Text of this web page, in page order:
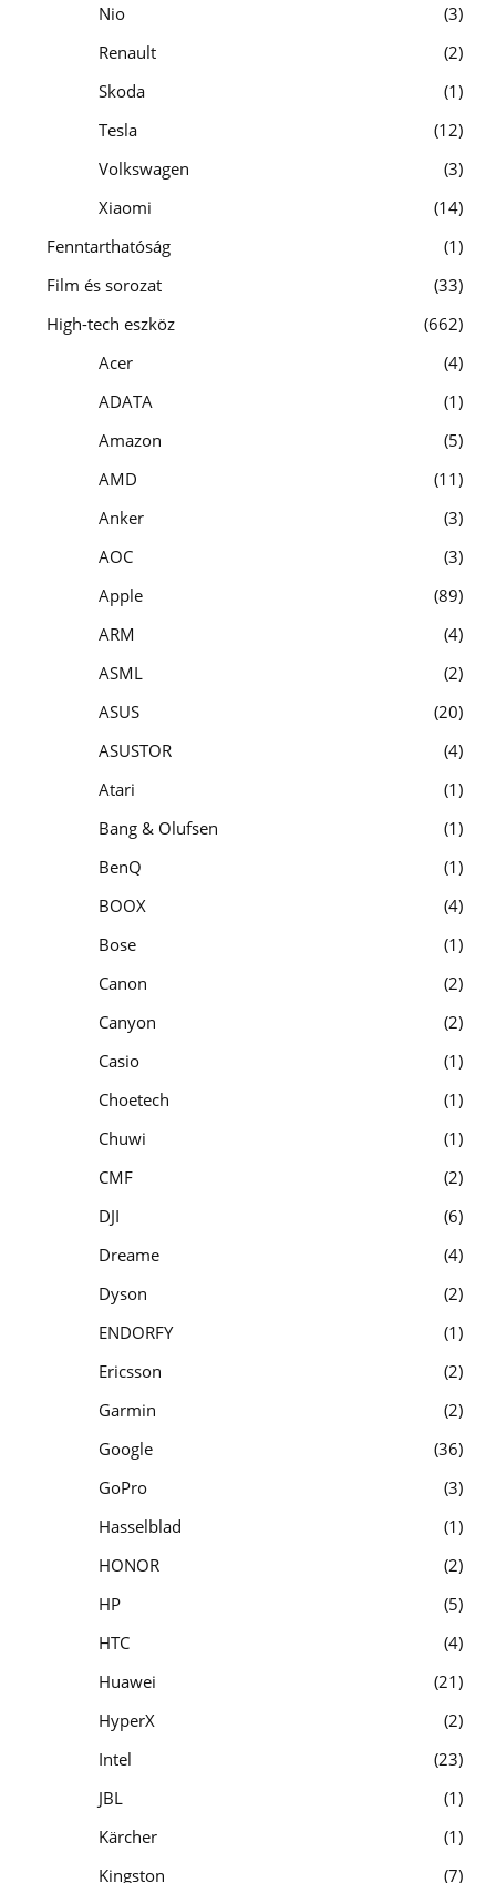
Nio
3
Renault
2
Skoda
1
Tesla
12
Volkswagen
3
Xiaomi
14
Fenntarthatóság
1
Film és sorozat
33
High-tech eszköz
662
Acer
4
ADATA
1
Amazon
5
AMD
11
Anker
3
AOC
3
Apple
89
ARM
4
ASML
2
ASUS
20
ASUSTOR
4
Atari
1
Bang & Olufsen
1
BenQ
1
BOOX
4
Bose
1
Canon
2
Canyon
2
Casio
1
Choetech
1
Chuwi
1
CMF
2
DJI
6
Dreame
4
Dyson
2
ENDORFY
1
Ericsson
2
Garmin
2
Google
36
GoPro
3
Hasselblad
1
HONOR
2
HP
5
HTC
4
Huawei
21
HyperX
2
Intel
23
JBL
1
Kärcher
1
Kingston
7